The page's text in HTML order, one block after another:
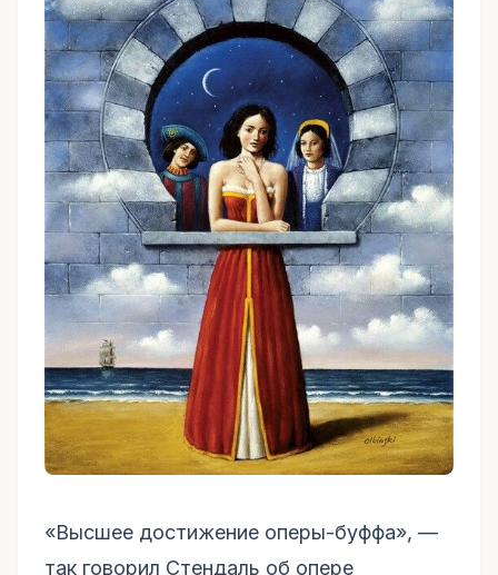
«Высшее достижение оперы-буффа», —
так говорил Стендаль об опере